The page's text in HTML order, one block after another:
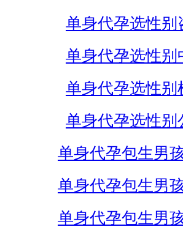
单身代孕选性别
单身代孕选性别
单身代孕选性别
单身代孕选性别
单身代孕包生男
单身代孕包生男
单身代孕包生男